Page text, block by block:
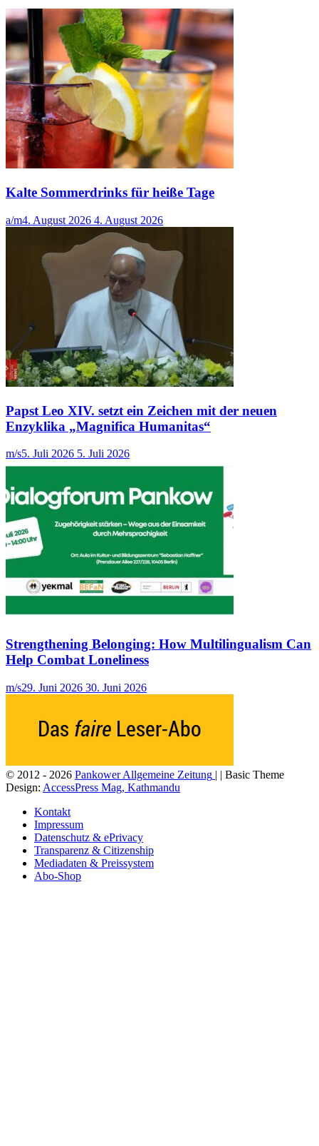
Kalte Sommerdrinks für heiße Tage
a/m4. August 2026 4. August 2026
Papst Leo XIV. setzt ein Zeichen mit der neuen
Enzyklika „Magnifica Humanitas“
m/s5. Juli 2026 5. Juli 2026
Strengthening Belonging: How Multilingualism Can
Help Combat Loneliness
m/s29. Juni 2026 30. Juni 2026
© 2012 - 2026 Pankower Allgemeine Zeitung | | Basic Theme
Design: AccessPress Mag, Kathmandu
Kontakt
Impressum
Datenschutz & ePrivacy
Transparenz & Citizenship
Mediadaten & Preissystem
Abo-Shop